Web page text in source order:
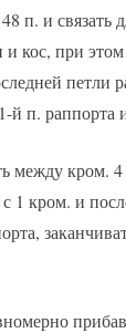
п. и связать
кос, при
петли
й п. раппорта
между кром.
1 кром. и